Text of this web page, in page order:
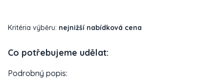
Kritéria výběru: nejnižší nabídková cena
Co potřebujeme udělat:
Podrobný popis: